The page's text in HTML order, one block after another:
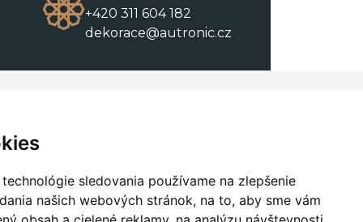
sledovania používame na zlepšenie
našich webových stránok, na to, aby sme vám
+420 311 604 182
dekorace@autronic.cz
Kontakty